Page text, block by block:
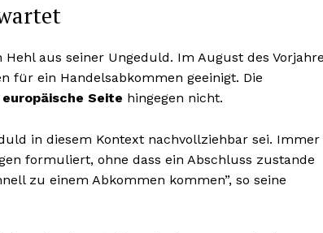
aus seiner Ungeduld. Im August des
für ein Handelsabkommen geeinigt. Die
europäische Seite hingegen nicht.
in diesem Kontext nachvollziehbar sei. Immer
formuliert, ohne dass ein Abschluss zustande
zu einem Abkommen kommen”, so seine